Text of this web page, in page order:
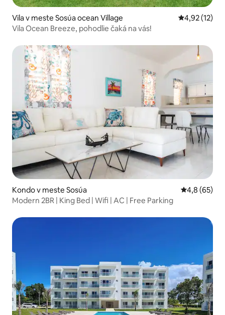
Vila v meste Sosúa ocean Village Priemerné
4,92 (12)
Vila Ocean Breeze, pohodlie čaká na vás!
Kondo v meste Sosúa Priemerné
4,8 (65)
Modern 2BR | King Bed | Wifi | AC | Free Parking